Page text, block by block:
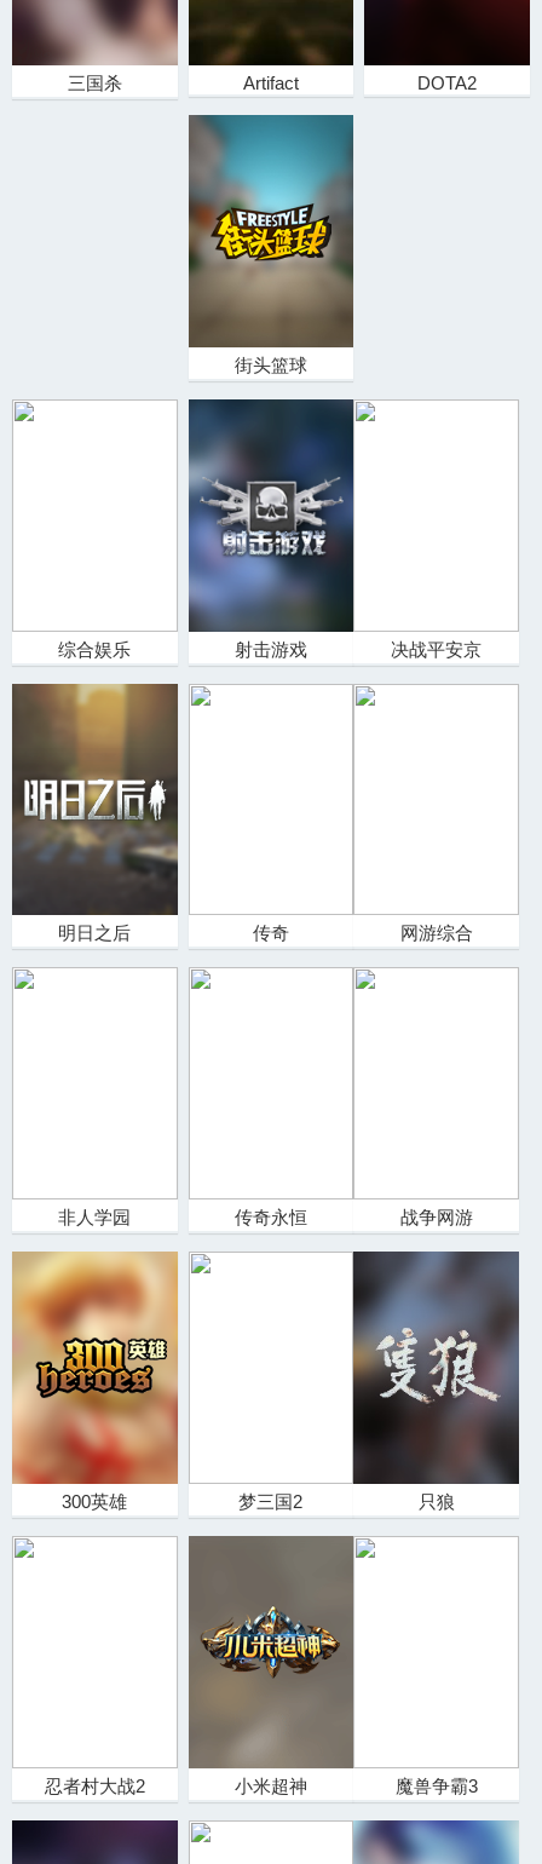
三国杀 Artifact DOTA2
街头篮球
综合娱乐 射击游戏 决战平安京
明日之后 传奇 网游综合
非人学园 传奇永恒 战争网游
300英雄 梦三国2 只狼
忍者村大战2 小米超神 魔兽争霸3